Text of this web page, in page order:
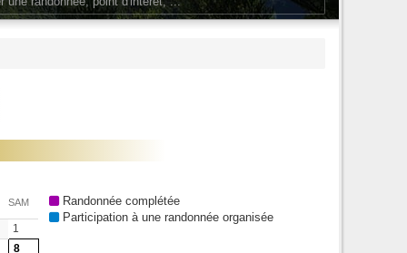
SAM
1
8
Randonnée complétée
Participation à une randonnée organisée